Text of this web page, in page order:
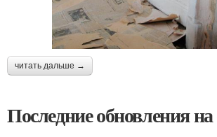
читать дальше →
Последние обновления на